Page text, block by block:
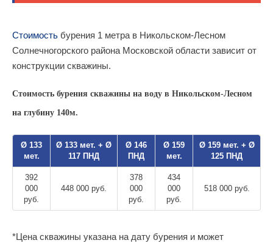
Стоимость бурения 1 метра в Никольском-Лесном
Солнечногорского района Московской области зависит от
конструкции скважины.
Стоимость бурения скважины на воду в Никольском-Лесном
на глубину 140м.
Ø 133
мет.
Ø 133 мет. + Ø
117 ПНД
Ø 146
ПНД
Ø 159
мет.
Ø 159 мет. + Ø
125 ПНД
392
000
руб.
448 000 руб.
378
000
руб.
434
000
руб.
518 000 руб.
*Цена скважины указана на дату бурения и может